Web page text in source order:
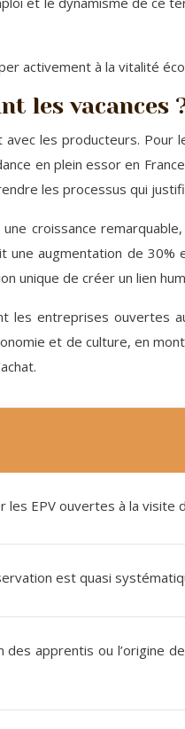
activement à la vitalité
les vacances
les producteurs.
en plein essor en
les processus qui
croissance
une augmentation de 30%
unique de créer un lien
entreprises ouvertes
et de culture, en
EPV ouvertes à la visite
est quasi
apprentis ou l’origine